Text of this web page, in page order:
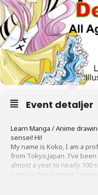
Event detaljer
Learn Manga / Anime
sensei! Hi!
My name is Koko, I am a
from Tokyo,Japan. I’ve
almost a year, to nearly 100
I am hosting exciting,